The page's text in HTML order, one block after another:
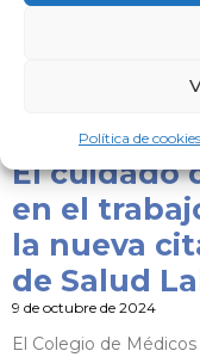
Política de cookies
Por primera vez, la
Ministerio de
El cuidado
en el
la nueva
de Salud
9 de octubre de 2024
El Colegio de